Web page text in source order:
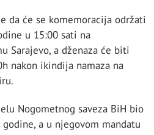
da će se komemoracija održati
u 15:00 sati na
Sarajevo, a dženaza će biti
nakon ikindija namaza na
Nogometnog saveza BiH bio
a u njegovom mandatu